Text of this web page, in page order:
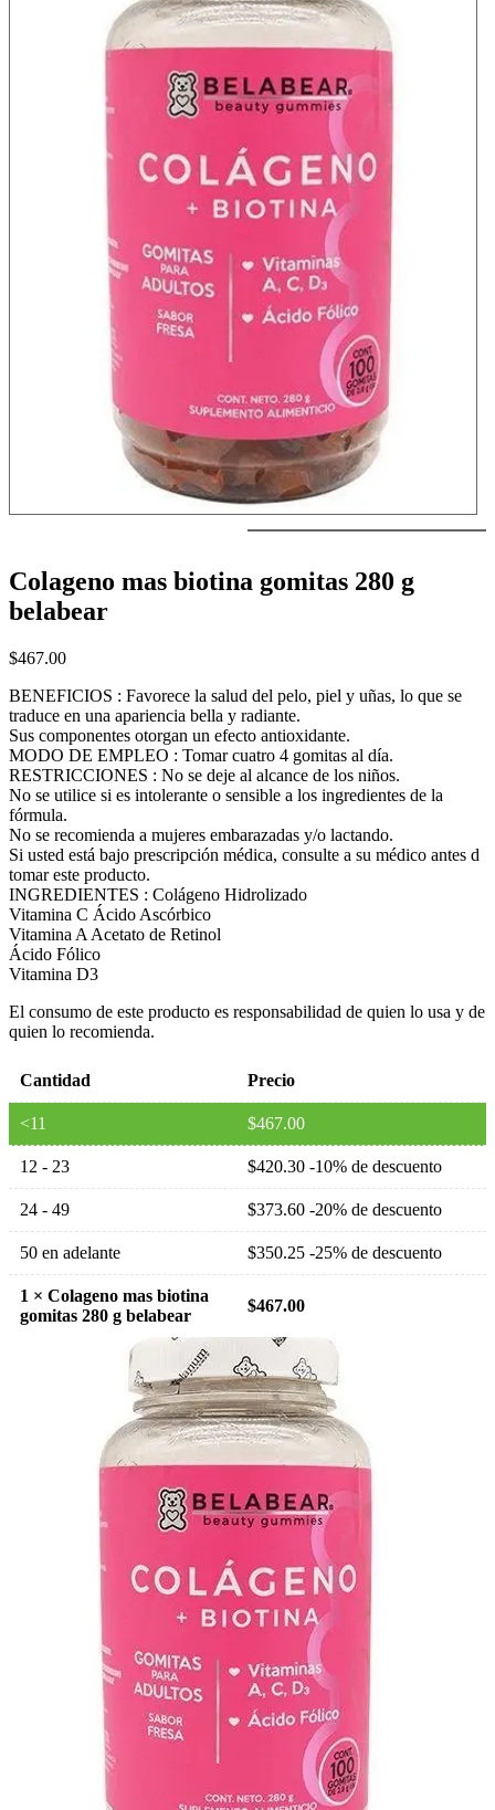
Colageno mas biotina gomitas 280 g
belabear
$467.00
BENEFICIOS : Favorece la salud del pelo, piel y uñas, lo que se
traduce en una apariencia bella y radiante.
Sus componentes otorgan un efecto antioxidante.
MODO DE EMPLEO : Tomar cuatro 4 gomitas al día.
RESTRICCIONES : No se deje al alcance de los niños.
No se utilice si es intolerante o sensible a los ingredientes de la
fórmula.
No se recomienda a mujeres embarazadas y/o lactando.
Si usted está bajo prescripción médica, consulte a su médico antes d
tomar este producto.
INGREDIENTES : Colágeno Hidrolizado
Vitamina C Ácido Ascórbico
Vitamina A Acetato de Retinol
Ácido Fólico
Vitamina D3
El consumo de este producto es responsabilidad de quien lo usa y de
quien lo recomienda.
Cantidad Precio
<11 $467.00
12 - 23 $420.30 -10% de descuento
24 - 49 $373.60 -20% de descuento
50 en adelante $350.25 -25% de descuento
1 × Colageno mas biotina
gomitas 280 g belabear
$467.00